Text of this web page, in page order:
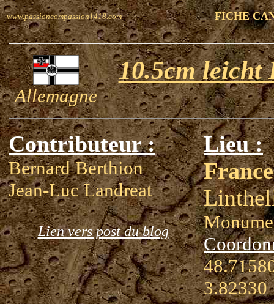
www.passioncompassion1418.com FICHE
Allemagne
10.5cm leicht
Contributeur :
Bernard Berthion
Jean-Luc Landreat
Lien vers post du blog
Lieu :
France
3.82330